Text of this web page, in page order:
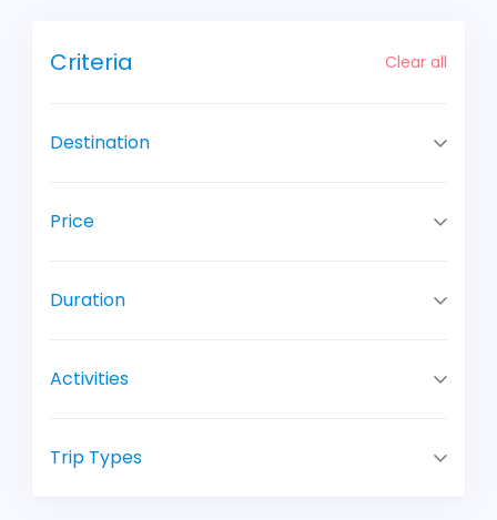
Criteria Clear all
Destination
Price
Duration
Activities
Trip Types